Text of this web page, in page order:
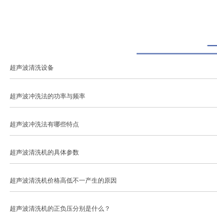
超声波清洗设备
超声波冲洗法的功率与频率
超声波冲洗法有哪些特点
超声波清洗机的具体参数
超声波清洗机价格高低不一产生的原因
超声波清洗机的正负压分别是什么？